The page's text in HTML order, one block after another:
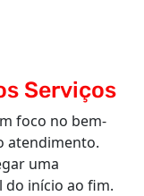
Serviços
foco no bem-
atendimento.
uma
do início ao fim.